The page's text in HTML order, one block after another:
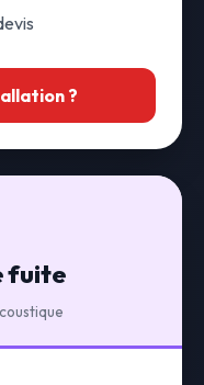
?
fuite